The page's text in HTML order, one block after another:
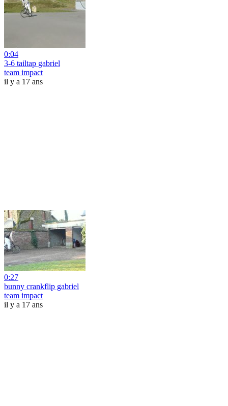
0:04
3-6 tailtap gabriel
team impact
il y a 17 ans
0:27
bunny crankflip gabriel
team impact
il y a 17 ans